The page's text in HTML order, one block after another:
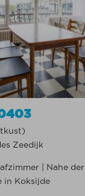
Zeedijk
| Nahe der
in Koksijde